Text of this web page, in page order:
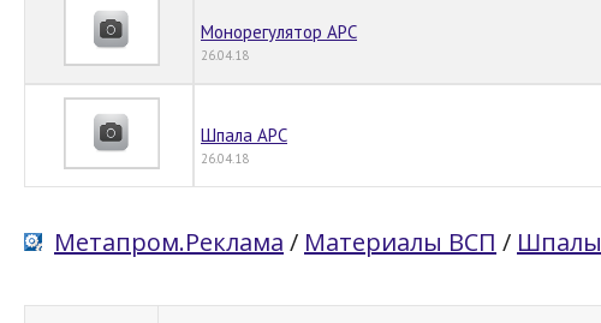
Монорегулятор АРС
26.04.18
Шпала АРС
26.04.18
Метапром.Реклама / Материалы ВСП / Шпалы